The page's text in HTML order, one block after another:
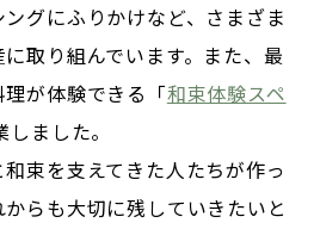
グにふりかけなど、さまざま
取り組んでいます。また、最
が体験できる「和束体験スペ
しました。
束を支えてきた人たちが作っ
らも大切に残していきたいと